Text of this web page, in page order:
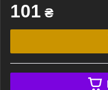
101 ₴